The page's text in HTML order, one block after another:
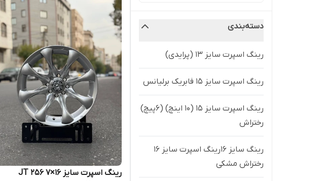
دسته‌بندی
رینگ اسپرت سایز ۱۳ (پرایدی)
رینگ اسپرت سایز ۱۵ فابریک برلیانس
رینگ اسپرت سایز ۱۵ (۱۰ اینچ) (۶پیچ)
رختراش
رینگ سایز ۱۶رینگ اسپرت سایز ۱۶
رختراش مشکی
رینگ اسپرت سایز ۱۶×۷ JT 256